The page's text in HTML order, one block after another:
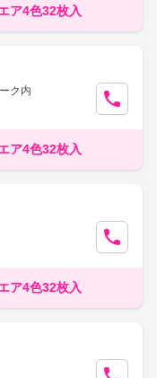
ア4色32枚入
ク内
ア4色32枚入
ア4色32枚入